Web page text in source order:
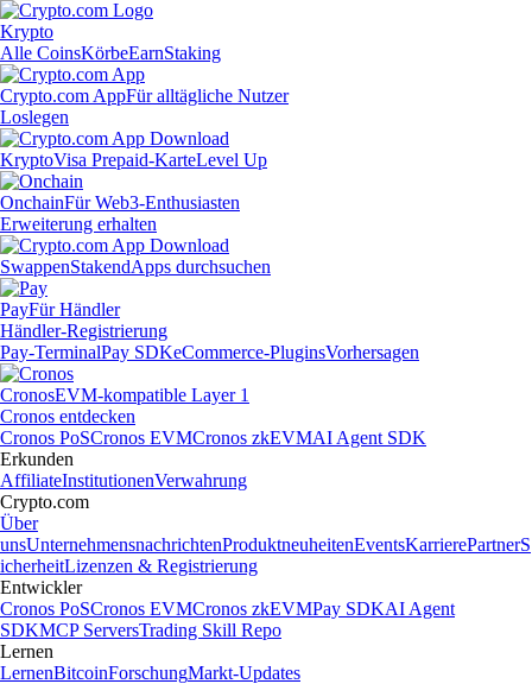
Krypto
Alle CoinsKörbeEarnStaking
Crypto.com AppFür alltägliche Nutzer
Loslegen
KryptoVisa Prepaid-KarteLevel Up
OnchainFür Web3-Enthusiasten
Erweiterung erhalten
SwappenStakendApps durchsuchen
PayFür Händler
Händler-Registrierung
Pay-TerminalPay SDKeCommerce-PluginsVorhersagen
CronosEVM-kompatible Layer 1
Cronos entdecken
Cronos PoSCronos EVMCronos zkEVMAI Agent SDK
Erkunden
AffiliateInstitutionenVerwahrung
Crypto.com
Über
unsUnternehmensnachrichtenProduktneuheitenEventsKarrierePartnerS
icherheitLizenzen & Registrierung
Entwickler
Cronos PoSCronos EVMCronos zkEVMPay SDKAI Agent
SDKMCP ServersTrading Skill Repo
Lernen
LernenBitcoinForschungMarkt-Updates